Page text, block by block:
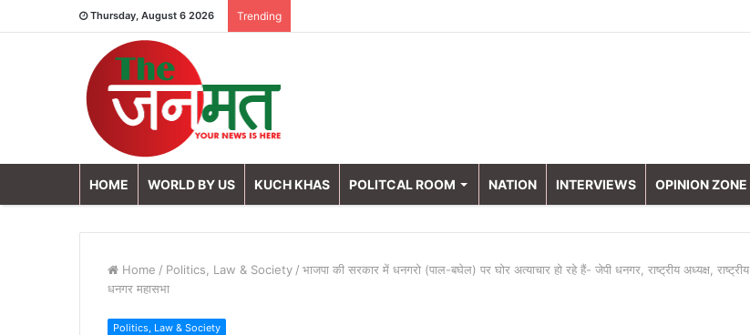
Thursday, August 6 2026 Trending
HOME WORLD BY US KUCH KHAS POLITCAL ROOM NATION INTERVIEWS OPINION ZONE
Home / Politics, Law & Society / भाजपा की सरकार में धनगरो (पाल-बघेल) पर घोर अत्याचार हो रहे हैं- जेपी धनगर, राष्ट्रीय अध्यक्ष, राष्ट्रीय
धनगर महासभा
Politics, Law & Society